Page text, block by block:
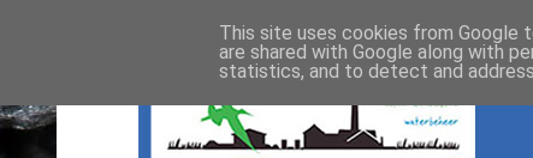
This site uses cookies from Google
are shared with Google along with
statistics, and to detect and